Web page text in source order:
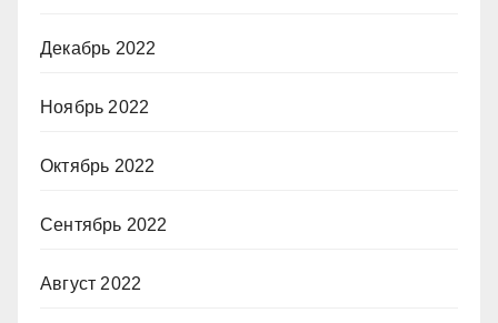
Декабрь 2022
Ноябрь 2022
Октябрь 2022
Сентябрь 2022
Август 2022